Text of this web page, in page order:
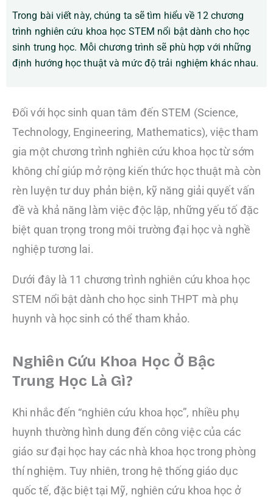
Trong bài viết này, chúng ta sẽ tìm hiểu về 12 chương
trình nghiên cứu khoa học STEM nổi bật dành cho học
sinh trung học. Mỗi chương trình sẽ phù hợp với những
định hướng học thuật và mức độ trải nghiệm khác nhau.
Đối với học sinh quan tâm đến STEM (Science,
Technology, Engineering, Mathematics), việc tham
gia một chương trình nghiên cứu khoa học từ sớm
không chỉ giúp mở rộng kiến thức học thuật mà còn
rèn luyện tư duy phản biện, kỹ năng giải quyết vấn
đề và khả năng làm việc độc lập, những yếu tố đặc
biệt quan trọng trong môi trường đại học và nghề
nghiệp tương lai.
Dưới đây là 11 chương trình nghiên cứu khoa học
STEM nổi bật dành cho học sinh THPT mà phụ
huynh và học sinh có thể tham khảo.
Nghiên Cứu Khoa Học Ở Bậc
Trung Học Là Gì?
Khi nhắc đến “nghiên cứu khoa học”, nhiều phụ
huynh thường hình dung đến công việc của các
giáo sư đại học hay các nhà khoa học trong phòng
thí nghiệm. Tuy nhiên, trong hệ thống giáo dục
quốc tế, đặc biệt tại Mỹ, nghiên cứu khoa học ở